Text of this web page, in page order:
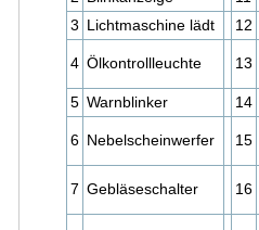
3 Lichtmaschine lädt 12
4 Ölkontrollleuchte 13
5 Warnblinker 14
6 Nebelscheinwerfer 15
7 Gebläseschalter 16